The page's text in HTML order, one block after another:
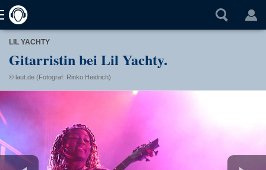
LIL YACHTY
Gitarristin bei Lil Yachty.
© laut.de (Fotograf: Rinko Heidrich)